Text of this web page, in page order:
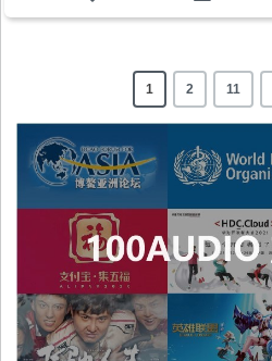
1 2 11